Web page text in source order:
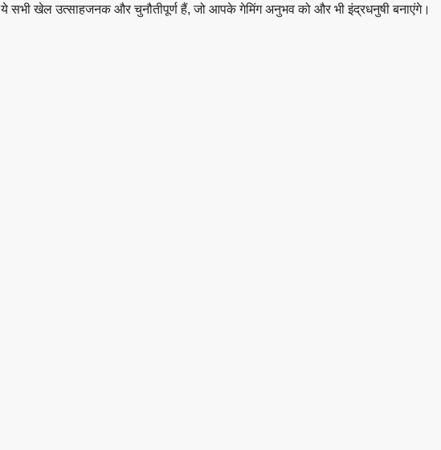
खेल उत्साहजनक और चुनौतीपूर्ण हैं, जो आपके गेमिंग अनुभव को और भी इंद्रधनुषी बनाएंगे।